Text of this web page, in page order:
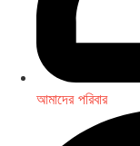
আমাদের পরিবার